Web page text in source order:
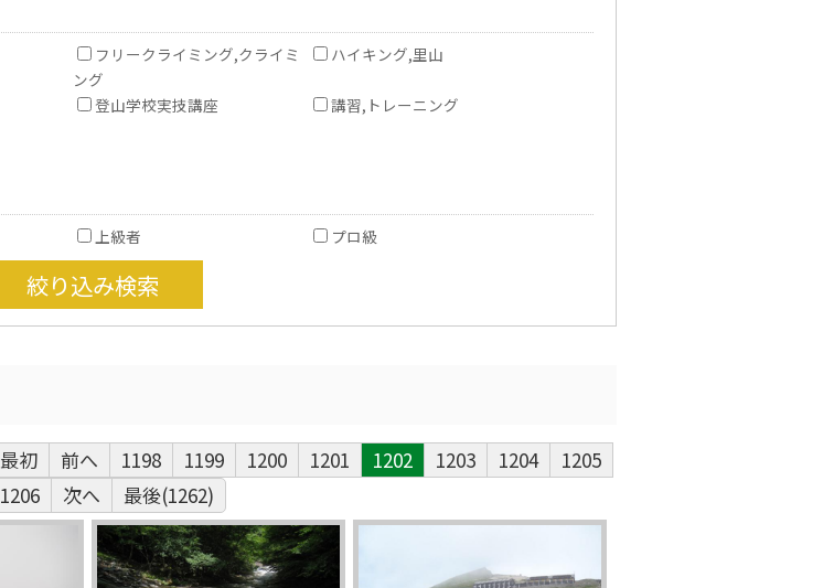
フリークライミング,クライミ
ング
ハイキング,里山
登山学校実技講座 講習,トレーニング
上級者 プロ級
絞り込み検索
最初 前へ 1198 1199 1200 1201 1202 1203 1204
1205
1206
次へ 最後(1262)